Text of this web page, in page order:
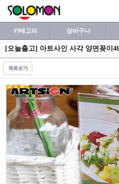
카테고리 장바구니
[오늘출고] 아트사인 사각 양면꽂이